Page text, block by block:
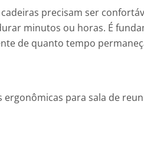
precisam ser
minutos ou horas. É
de quanto tempo